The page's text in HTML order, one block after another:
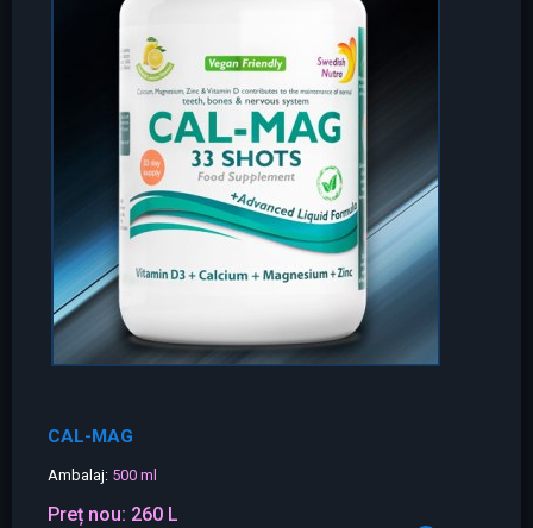
CAL-MAG
Ambalaj: 500 ml
Preț nou: 260 L